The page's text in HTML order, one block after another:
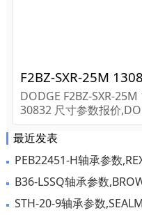
DODGE F2BZ-SXR-
30832 尺寸参数报价
最近发表
PEB22451-H轴承参数
B36-LSSQ轴承参数
STH-20-9轴承参数